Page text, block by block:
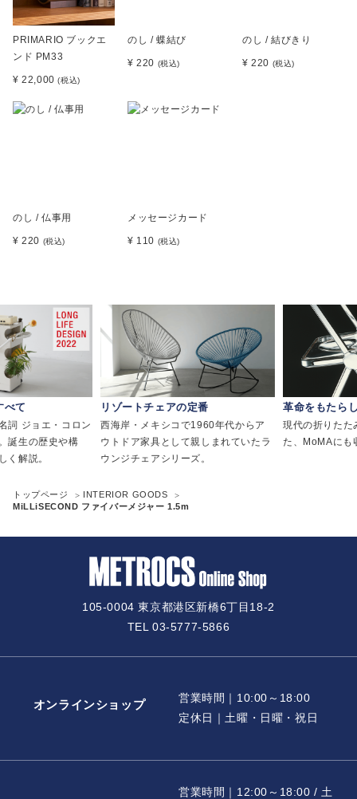
PRIMARIO ブックエ
ンド PM33
¥ 22,000(税込)
のし / 蝶結び
¥ 220 (税込)
のし / 結びきり
¥ 220 (税込)
のし / 仏事用
¥ 220 (税込)
メッセージカード
¥ 110 (税込)
て
ジョエ・コロン
生の歴史や構
解説。
リゾートチェアの定番
西海岸・メキシコで1960年代からア
ウトドア家具として親しまれていたラ
ウンジチェアシリーズ。
革命をもたらし
現代の折りたた
た、MoMAにも
トップページ
INTERIOR GOODS
MiLLiSECOND ファイバーメジャー 1.5m
105-0004 東京都港区新橋6丁目18-2
TEL 03-5777-5866
オンラインショップ
営業時間｜10:00～18:00
定休日｜土曜・日曜・祝日
営業時間｜12:00～18:00 / 土